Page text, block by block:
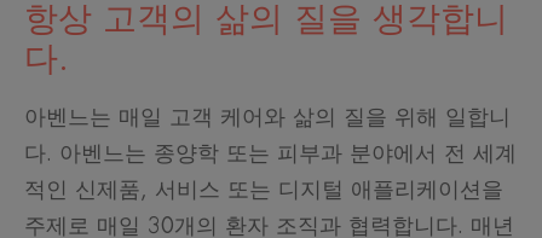
항상 고객의 삶의 질을 생각합니
다.
아벤느는 매일 고객 케어와 삶의 질을 위해 일합니
다. 아벤느는 종양학 또는 피부과 분야에서 전 세계
적인 신제품, 서비스 또는 디지털 애플리케이션을
주제로 매일 30개의 환자 조직과 협력합니다. 매년